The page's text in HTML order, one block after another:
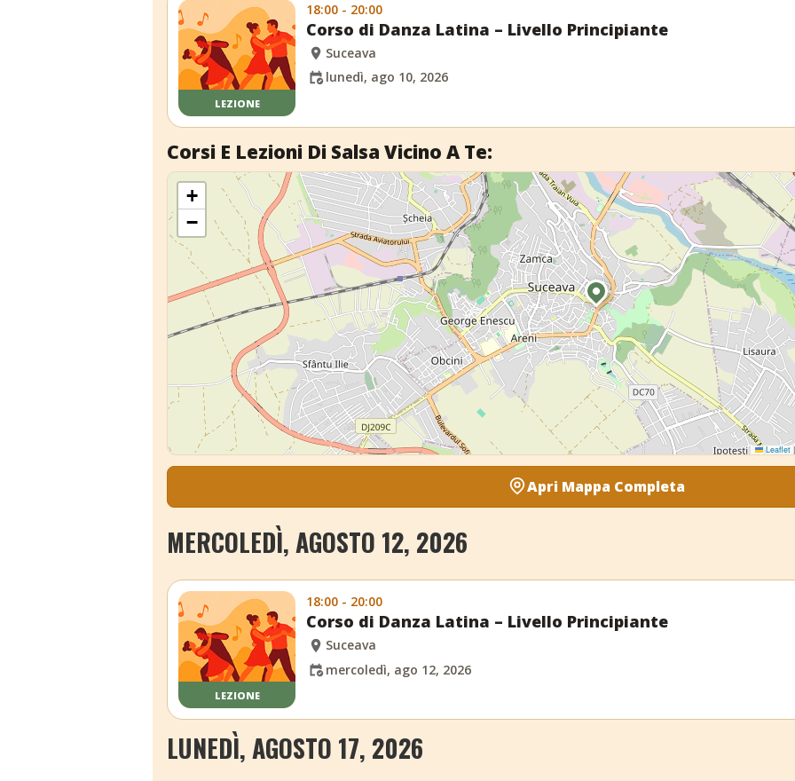
LEZIONE
18:00 - 20:00
Corso di Danza Latina – Livello Principiante
Suceava
lunedì, ago 10, 2026
Corsi E Lezioni Di Salsa Vicino A Te:
+
−
Leaflet |
Apri Mappa Completa
MERCOLEDÌ, AGOSTO 12, 2026
LEZIONE
18:00 - 20:00
Corso di Danza Latina – Livello Principiante
Suceava
mercoledì, ago 12, 2026
LUNEDÌ, AGOSTO 17, 2026